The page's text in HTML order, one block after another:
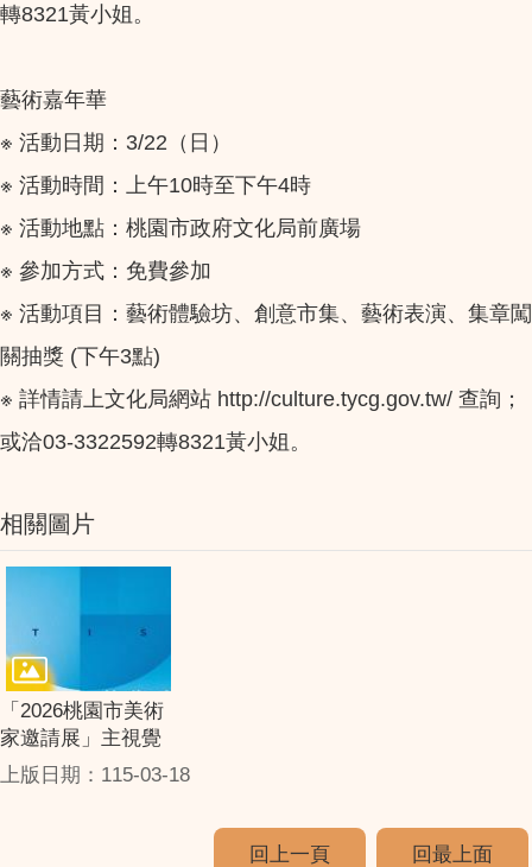
轉8321黃小姐。
藝術嘉年華
※ 活動日期：3/22（日）
※ 活動時間：上午10時至下午4時
※ 活動地點：桃園市政府文化局前廣場
※ 參加方式：免費參加
※ 活動項目：藝術體驗坊、創意市集、藝術表演、集章闖
關抽獎 (下午3點)
※ 詳情請上文化局網站 http://culture.tycg.gov.tw/ 查詢；
或洽03-3322592轉8321黃小姐。
相關圖片
「2026桃園市美術
家邀請展」主視覺
上版日期：115-03-18
回上一頁 回最上面